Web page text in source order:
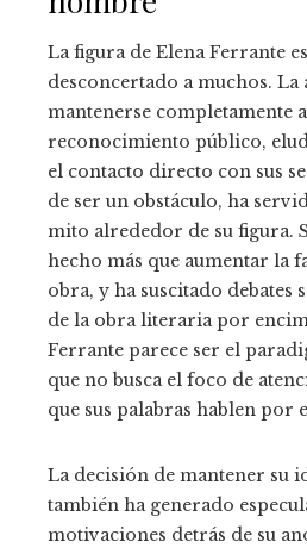
La figura de Elena Ferrante
desconcertado a muchos.
mantenerse completamente
reconocimiento público,
el contacto directo con sus
de ser un obstáculo, ha
mito alrededor de su figura.
hecho más que aumentar la
obra, y ha suscitado debates
de la obra literaria por
Ferrante parece ser el
que no busca el foco de
que sus palabras hablen por
La decisión de mantener su
también ha generado
motivaciones detrás de su